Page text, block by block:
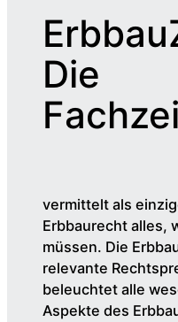
Die
vermittelt als
Erbbaurecht alles,
müssen. Die
relevante
beleuchtet alle
Aspekte des